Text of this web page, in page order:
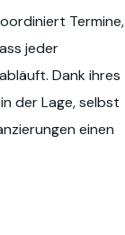
Termine,
jeder
Dank ihres
der Lage, selbst
einen